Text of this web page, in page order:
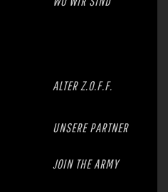
ALTER Z.O.F.F.
UNSERE PARTNER
JOIN THE ARMY